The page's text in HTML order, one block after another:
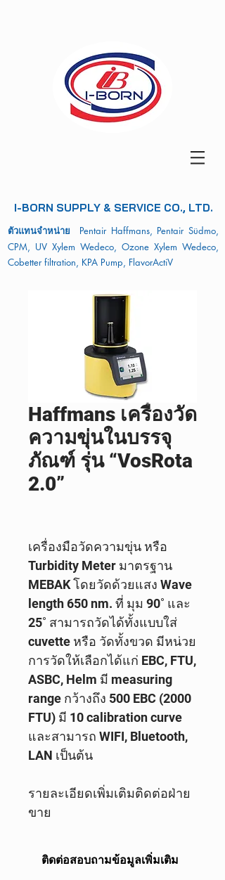
I-BORN SUPPLY & SERVICE CO., LTD.
ตัวแทนจำหน่าย Pentair Haffmans, Pentair Südmo,
CPM, UV Xylem Wedeco, Ozone Xylem Wedeco,
Cobetter filtration, KPA Pump, FlavorActiV
Haffmans เครื่องวัด
ความขุ่นในบรรจุ
ภัณฑ์ รุ่น “VosRota
2.0”
เครื่องมือวัดความขุ่น หรือ
Turbidity Meter มาตรฐาน
MEBAKโดยวัดด้วยแสง Wave
length 650 nm. ที่ มุม 90˚ และ
25˚ สามารถวัดได้ทั้งแบบใส่
cuvette หรือ วัดทั้งขวด มีหน่วย
การวัดให้เลือกได้แก่ EBC, FTU,
ASBC, Helm มี measuring
range กว้างถึง 500 EBC (2000
FTU) มี 10 calibration curve
และสามารถ WIFI, Bluetooth,
LAN เป็นต้น
รายละเอียดเพิ่มเติมติดต่อฝ่าย
ขาย
ติดต่อสอบถามข้อมูลเพิ่มเติม